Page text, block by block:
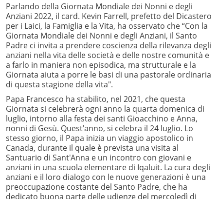
Parlando della Giornata Mondiale dei Nonni e degli
Anziani 2022, il card. Kevin Farrell, prefetto del Dicastero
per i Laici, la Famiglia e la Vita, ha osservato che “Con la
Giornata Mondiale dei Nonni e degli Anziani, il Santo
Padre ci invita a prendere coscienza della rilevanza degli
anziani nella vita delle società e delle nostre comunità e
a farlo in maniera non episodica, ma strutturale e la
Giornata aiuta a porre le basi di una pastorale ordinaria
di questa stagione della vita".
Papa Francesco ha stabilito, nel 2021, che questa
Giornata si celebrerà ogni anno la quarta domenica di
luglio, intorno alla festa dei santi Gioacchino e Anna,
nonni di Gesù. Quest’anno, si celebra il 24 luglio. Lo
stesso giorno, il Papa inizia un viaggio apostolico in
Canada, durante il quale è prevista una visita al
Santuario di Sant'Anna e un incontro con giovani e
anziani in una scuola elementare di Iqaluit. La cura degli
anziani e il loro dialogo con le nuove generazioni è una
preoccupazione costante del Santo Padre, che ha
dedicato buona parte delle udienze del mercoledì di